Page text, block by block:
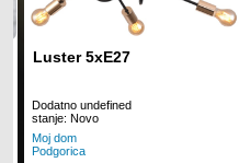
Luster 5xE27
Dodatno undefined
stanje: Novo
Moj dom
Podgorica